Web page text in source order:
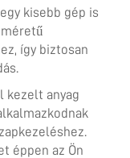
kisebb gép is
méretű
így biztosan
kezelt anyag
éppen az Ön